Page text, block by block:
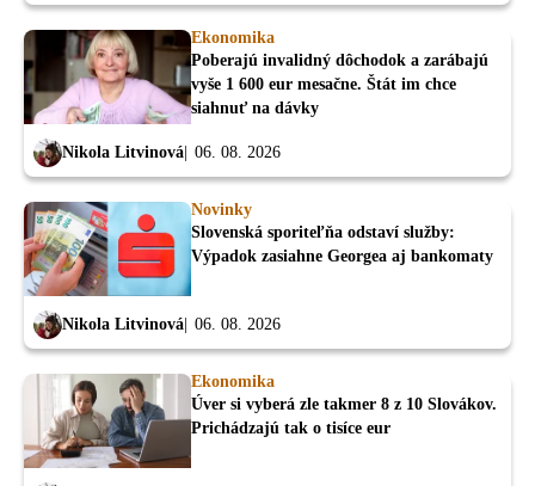
Ekonomika
Poberajú invalidný dôchodok a zarábajú
vyše 1 600 eur mesačne. Štát im chce
siahnuť na dávky
Nikola Litvinová 06. 08. 2026
Novinky
Slovenská sporiteľňa odstaví služby:
Výpadok zasiahne Georgea aj bankomaty
Nikola Litvinová 06. 08. 2026
Ekonomika
Úver si vyberá zle takmer 8 z 10 Slovákov.
Prichádzajú tak o tisíce eur